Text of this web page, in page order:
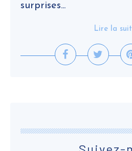
surprises...
Lire la